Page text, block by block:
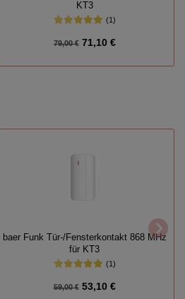
KT3
(1)
79,00 €71,10 €
baer Funk Tür-/Fensterkontakt 868 MHz
für KT3
(1)
59,00 €53,10 €